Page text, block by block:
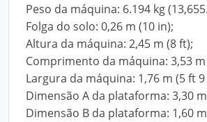
Peso da máquina: 6.194 kg
Folga do solo: 0,26 m (10 in);
Altura da máquina: 2,45 m (8 ft);
Comprimento da máquina: 3,53 m
Largura da máquina: 1,76 m (5 ft 9
Dimensão A da plataforma: 3,30
Dimensão B da plataforma: 1,60